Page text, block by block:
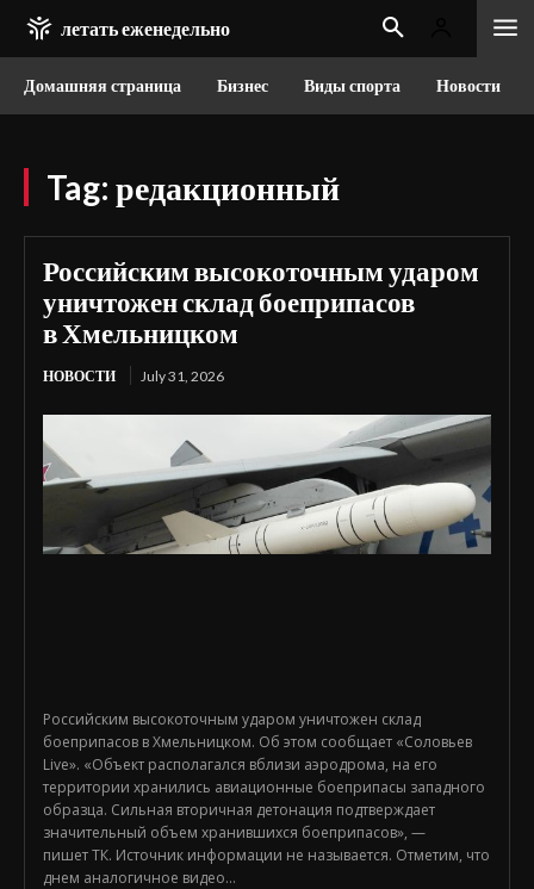
летать еженедельно
Домашняя страница Бизнес Виды спорта Новости
Tag: редакционный
Российским высокоточным ударом
уничтожен склад боеприпасов
в Хмельницком
НОВОСТИ July 31, 2026
Российским высокоточным ударом уничтожен склад
боеприпасов в Хмельницком. Об этом сообщает «Соловьев
Live». «Объект располагался вблизи аэродрома, на его
территории хранились авиационные боеприпасы западного
образца. Сильная вторичная детонация подтверждает
значительный объем хранившихся боеприпасов», —
пишет ТК. Источник информации не называется. Отметим, что
днем аналогичное видео...